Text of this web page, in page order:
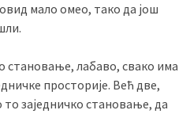
мало омео, тако да још
становање, лабаво, свако има
просторије. Већ две,
заједничко становање, да